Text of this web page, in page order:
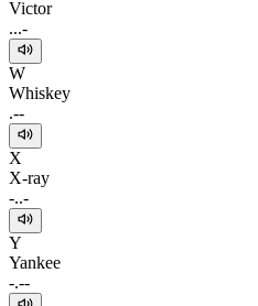
Victor
...-
W
Whiskey
.--
X
X-ray
-..-
Y
Yankee
-.--